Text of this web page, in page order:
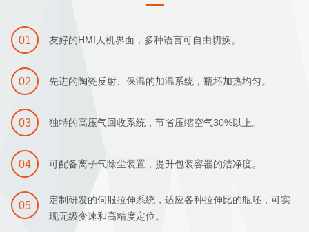
01 友好的HMI人机界面，多种语言可自由切换。
02 先进的陶瓷反射、保温的加温系统，瓶坯加热均匀。
03 独特的高压气回收系统，节省压缩空气30%以上。
04 可配备离子气除尘装置，提升包装容器的洁净度。
05
定制研发的伺服拉伸系统，适应各种拉伸比的瓶坯，可实
现无级变速和高精度定位。